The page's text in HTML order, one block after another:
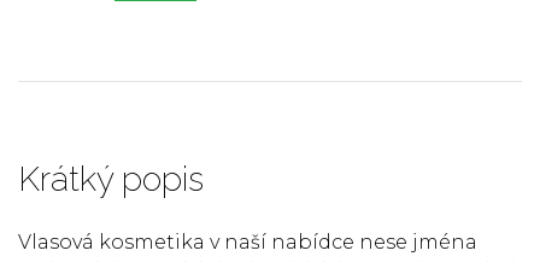
Krátký popis
Vlasová kosmetika v naší nabídce nese jména